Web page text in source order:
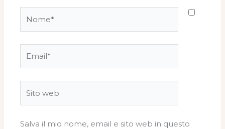
web
Salva il mio nome, email e sito web in questo